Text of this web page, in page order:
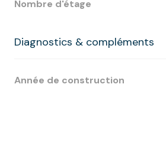
Nombre d'étage
Diagnostics & compléments
Année de construction